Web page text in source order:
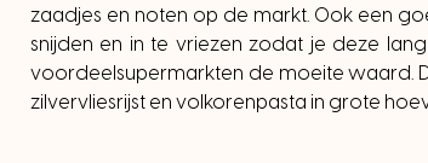
zaadjes en noten op de markt. Ook een
snijden en in te vriezen zodat je deze
voordeelsupermarkten de moeite waard.
zilvervliesrijst en volkorenpasta in grote